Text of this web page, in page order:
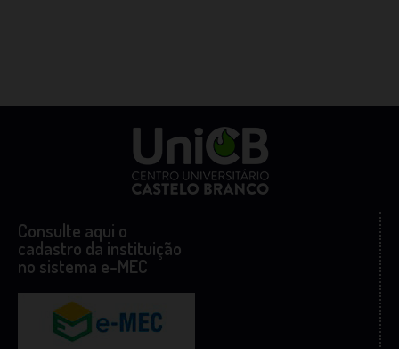
Consulte aqui o
cadastro da instituição
no sistema e-MEC